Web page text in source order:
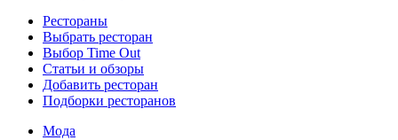
Рестораны
Выбрать ресторан
Выбор Time Out
Статьи и обзоры
Добавить ресторан
Подборки ресторанов
Мода